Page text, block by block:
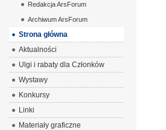
Redakcja ArsForum
Archiwum ArsForum
Strona główna
Aktualności
Ulgi i rabaty dla Członków
Wystawy
Konkursy
Linki
Materiały graficzne